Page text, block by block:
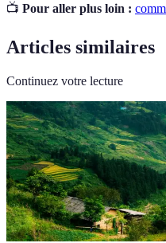
📺 Pour aller plus loin :
Articles similaires
Continuez votre lecture